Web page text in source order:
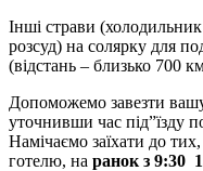
Інші страви
розсуд) на солярку для
(відстань – близько 700
Допоможемо завезти
уточнивши час під”їзду
Намічаємо заїхати до
готелю, на ранок з 9:30